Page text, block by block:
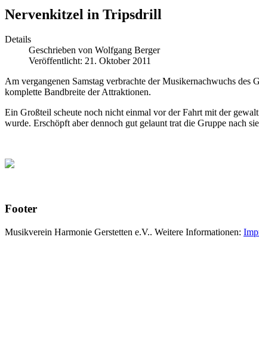
Nervenkitzel in Tripsdrill
Details
Geschrieben von Wolfgang Berger
Veröffentlicht: 21. Oktober 2011
Am vergangenen Samstag verbrachte der Musikernachwuchs
komplette Bandbreite der Attraktionen.
Ein Großteil scheute noch nicht einmal vor der Fahrt mit der
wurde. Erschöpft aber dennoch gut gelaunt trat die Gruppe nach
Footer
Musikverein Harmonie Gerstetten e.V.. Weitere Informationen: